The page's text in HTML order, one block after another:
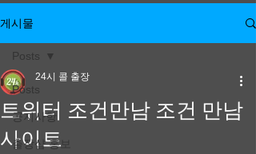
게시물
Posts
공지사항
출장샵 홍보
Posts
트위터 조건만남 조건 만남
사이트
24시 콜 출장